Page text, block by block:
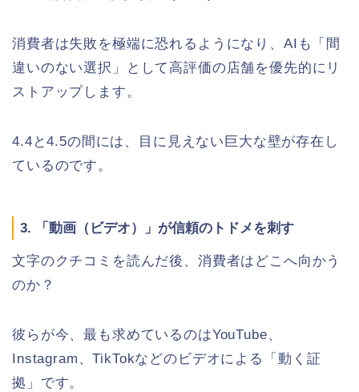
消費者は失敗を極端に恐れるようになり、AIも「間
違いのない選択」として高評価の店舗を優先的にリ
ストアップします。
4.4と4.5の間には、目に見えない巨大な壁が存在し
ているのです。
3. 「動画（ビデオ）」が信頼のトドメを刺す
文字のクチコミを読んだ後、消費者はどこへ向かう
のか？
彼らが今、最も求めているのはYouTube、
Instagram、TikTokなどのビデオによる「動く証
拠」です。